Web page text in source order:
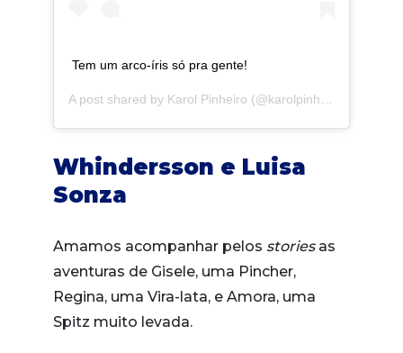
Tem um arco-íris só pra gente!
A post shared by Karol Pinheiro (@karolpinheiro) on
Whindersson e Luisa
Sonza
Amamos acompanhar pelos storiesas
aventuras de Gisele, uma Pincher,
Regina, uma Vira-lata, e Amora, uma
Spitz muito levada.